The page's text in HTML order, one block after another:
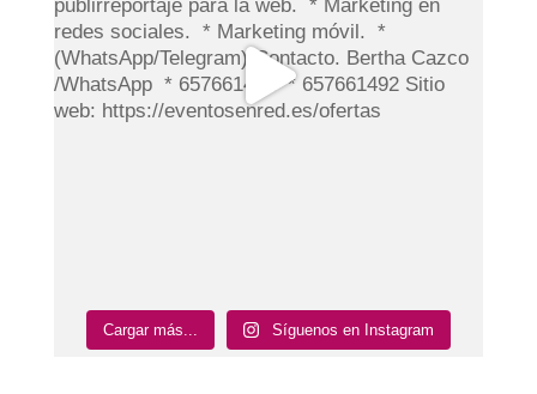
Cargar más... Síguenos en Instagram